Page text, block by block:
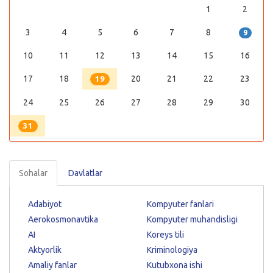
1 2
3 4 5 6 7 8 9
10 11 12 13 14 15 16
17 18 19 20 21 22 23
24 25 26 27 28 29 30
31
Sohalar Davlatlar
Adabiyot
Aerokosmonavtika
AI
Aktyorlik
Amaliy fanlar
Kompyuter fanlari
Kompyuter muhandisligi
Koreys tili
Kriminologiya
Kutubxona ishi